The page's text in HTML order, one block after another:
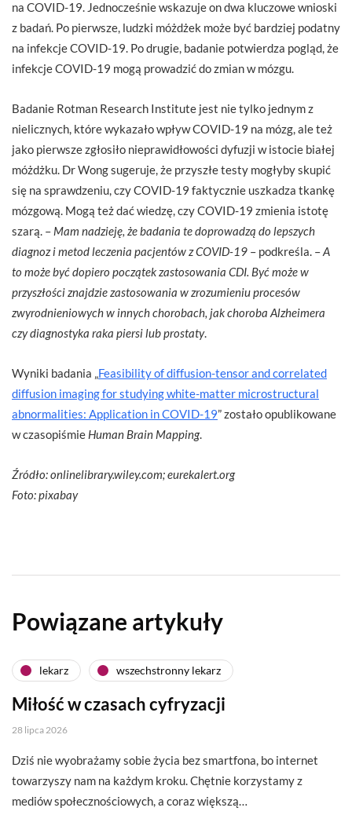
na COVID-19. Jednocześnie wskazuje on dwa kluczowe wnioski
z badań. Po pierwsze, ludzki móżdżek może być bardziej podatny
na infekcje COVID-19. Po drugie, badanie potwierdza pogląd, że
infekcje COVID-19 mogą prowadzić do zmian w mózgu.
Badanie Rotman Research Institute jest nie tylko jednym z
nielicznych, które wykazało wpływ COVID-19 na mózg, ale też
jako pierwsze zgłosiło nieprawidłowości dyfuzji w istocie białej
móżdżku. Dr Wong sugeruje, że przyszłe testy mogłyby skupić
się na sprawdzeniu, czy COVID-19 faktycznie uszkadza tkankę
mózgową. Mogą też dać wiedzę, czy COVID-19 zmienia istotę
szarą. – Mam nadzieję, że badania te doprowadzą do lepszych
diagnoz i metod leczenia pacjentów z COVID-19 – podkreśla. –A
to może być dopiero początek zastosowania CDI. Być może w
przyszłości znajdzie zastosowania w zrozumieniu procesów
zwyrodnieniowych w innych chorobach, jak choroba Alzheimera
czy diagnostyka raka piersi lub prostaty.
Wyniki badania „ Feasibility of diffusion-tensor and correlated
diffusion imaging for studying white-matter microstructural
abnormalities: Application in COVID-19” zostało opublikowane
w czasopiśmie Human Brain Mapping.
Źródło: onlinelibrary.wiley.com; eurekalert.org
Foto: pixabay
Powiązane artykuły
lekarz wszechstronny lekarz
Miłość w czasach cyfryzacji
28 lipca 2026
Dziś nie wyobrażamy sobie życia bez smartfona, bo internet
towarzyszy nam na każdym kroku. Chętnie korzystamy z
mediów społecznościowych, a coraz większą…